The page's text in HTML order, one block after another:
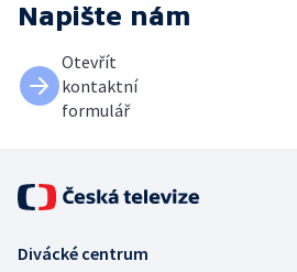
Napište nám
Otevřít
kontaktní
formulář
Divácké centrum